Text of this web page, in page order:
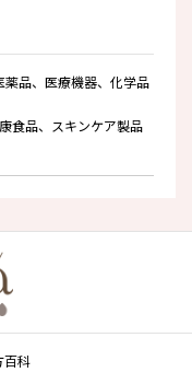
薬品、医療機器、化学品
食品、スキンケア製品
百科